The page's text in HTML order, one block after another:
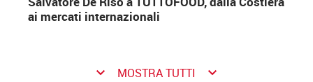
ai mercati internazionali
keyboard_arrow_down MOSTRA TUTTI keyboard_arrow_down